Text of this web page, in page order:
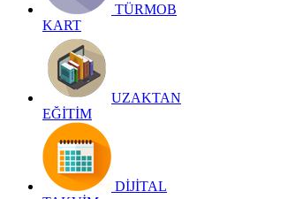
TÜRMOB
KART
UZAKTAN
EĞİTİM
DİJİTAL